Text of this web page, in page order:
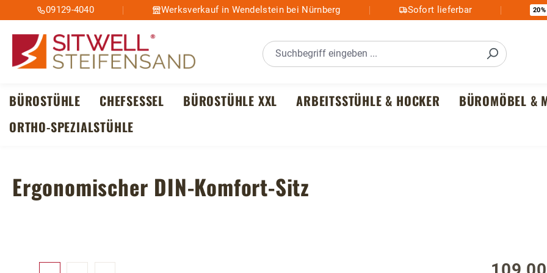
Hauptinhalt springen
Zur Suche springen
Zur Hauptnavigation springen
09129-4040 Werksverkauf in Wendelstein bei Nürnberg Sofort lieferbar 20%
BÜROSTÜHLE CHEFSESSEL BÜROSTÜHLE XXL ARBEITSSTÜHLE & HOCKER BÜROMÖBEL &
ORTHO-SPEZIALSTÜHLE
Ergonomischer DIN-Komfort-Sitz
Regulärer